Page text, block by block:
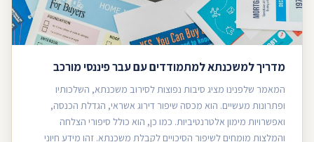
מדריך למשכנתא למתמודדים עם עבר פיננסי מורכב
המאמר שלפנינו מציג סיבות נפוצות לסירוב משכנתא, השלכותיו
ופתרונות מעשיים. הוא מכסה שיפור דירוג אשראי, הגדלת הכנסה,
ואפשרויות מימון אלטרנטיביות. כמו כן, הוא כולל סיפורי הצלחה
והמלצות מומחים לשיפור הסיכויים לקבלת משכנתא. זהו מידע חיוני